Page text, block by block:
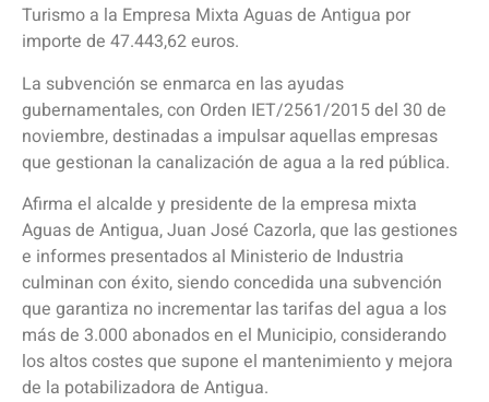
Turismo a la Empresa Mixta Aguas de Antigua por
importe de 47.443,62 euros.
La subvención se enmarca en las ayudas
gubernamentales, con Orden IET/2561/2015 del 30 de
noviembre, destinadas a impulsar aquellas empresas
que gestionan la canalización de agua a la red pública.
Afirma el alcalde y presidente de la empresa mixta
Aguas de Antigua, Juan José Cazorla, que las gestiones
e informes presentados al Ministerio de Industria
culminan con éxito, siendo concedida una subvención
que garantiza no incrementar las tarifas del agua a los
más de 3.000 abonados en el Municipio, considerando
los altos costes que supone el mantenimiento y mejora
de la potabilizadora de Antigua.